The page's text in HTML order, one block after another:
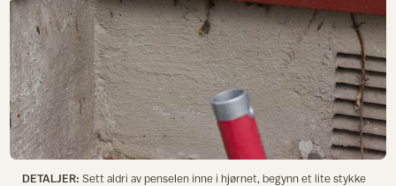
DETALJER: Sett aldri av penselen inne i hjørnet, begynn et lite stykke